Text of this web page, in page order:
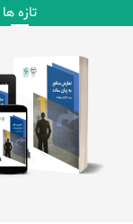
تازه ها